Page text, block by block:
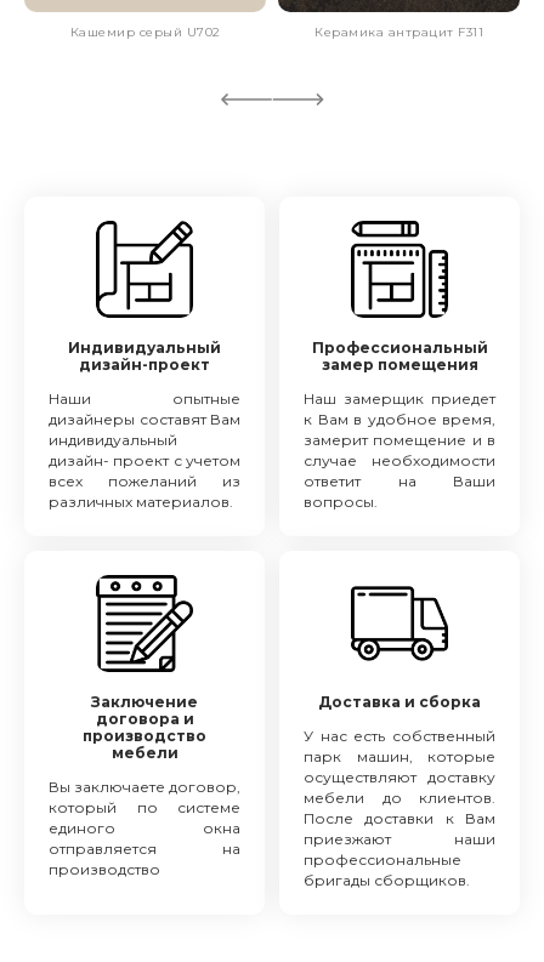
Кашемир серый U702 Керамика антрацит F311
Индивидуальный
дизайн-проект
Наши опытные
дизайнеры составят Вам
индивидуальный
дизайн- проект с учетом
всех пожеланий из
различных материалов.
Профессиональный
замер помещения
Наш замерщик приедет
к Вам в удобное время,
замерит помещение и в
случае необходимости
ответит на Ваши
вопросы.
Заключение
договора и
производство
мебели
Вы заключаете договор,
который по системе
единого окна
отправляется на
производство
Доставка и сборка
У нас есть собственный
парк машин, которые
осуществляют доставку
мебели до клиентов.
После доставки к Вам
приезжают наши
профессиональные
бригады сборщиков.